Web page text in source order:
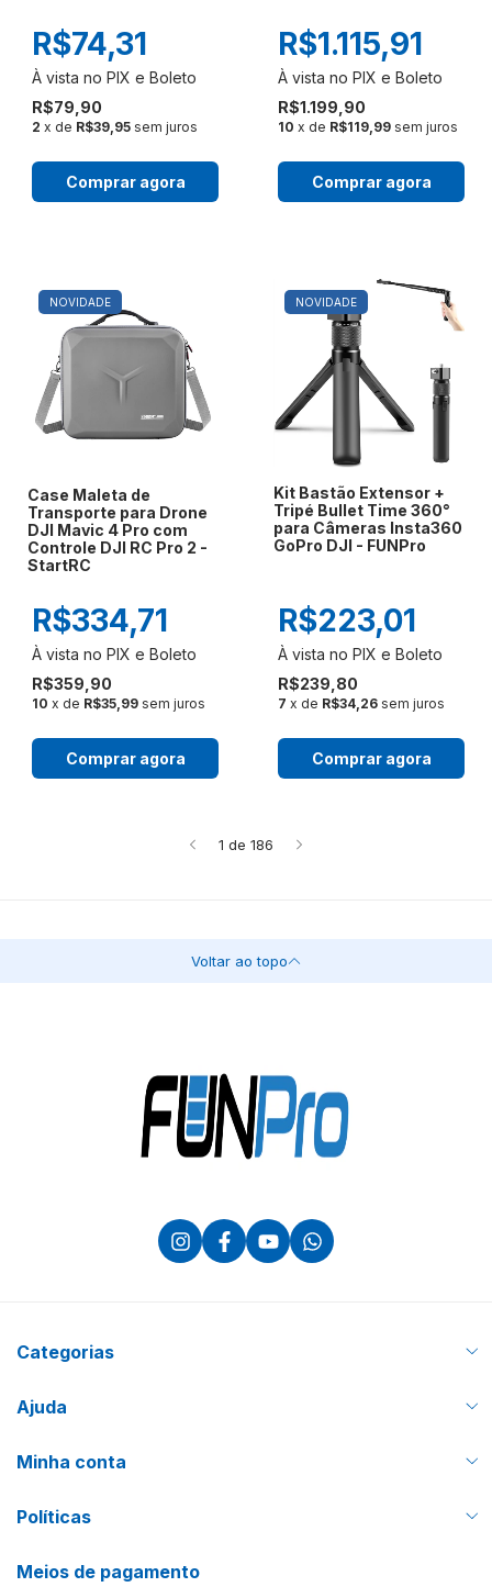
R$79,90
R$74,31
2 x de R$39,95 sem juros
Comprar agora
R$1.199,90
R$1.115,91
10 x de R$119,99 sem juros
Comprar agora
NOVIDADE
Case Maleta de
Transporte para Drone
DJI Mavic 4 Pro com
Controle DJI RC Pro 2 -
StartRC
R$359,90
R$334,71
10 x de R$35,99 sem juros
Comprar agora
NOVIDADE
Kit Bastão Extensor +
Tripé Bullet Time 360°
para Câmeras Insta360
GoPro DJI - FUNPro
R$239,80
R$223,01
7 x de R$34,26 sem juros
Comprar agora
1 de 186
Voltar ao topo
Categorias
Ajuda
Minha conta
Políticas
Meios de pagamento